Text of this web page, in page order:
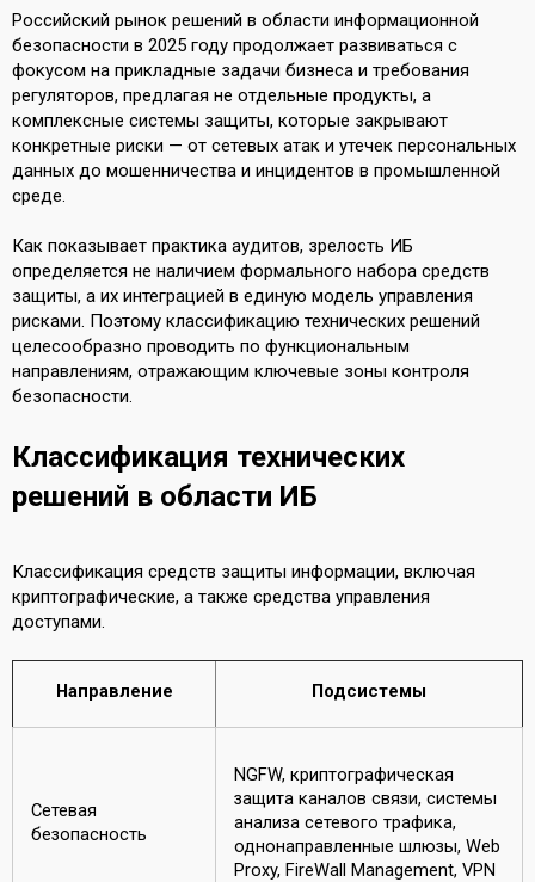
Российский рынок решений в области информационной
безопасности в 2025 году продолжает развиваться с
фокусом на прикладные задачи бизнеса и требования
регуляторов, предлагая не отдельные продукты, а
комплексные системы защиты, которые закрывают
конкретные риски — от сетевых атак и утечек персональных
данных до мошенничества и инцидентов в промышленной
среде.
Как показывает практика аудитов, зрелость ИБ
определяется не наличием формального набора средств
защиты, а их интеграцией в единую модель управления
рисками. Поэтому классификацию технических решений
целесообразно проводить по функциональным
направлениям, отражающим ключевые зоны контроля
безопасности.
Классификация технических
решений в области ИБ
Классификация средств защиты информации, включая
криптографические, а также средства управления
доступами.
Направление Подсистемы
Сетевая
безопасность
NGFW, криптографическая
защита каналов связи, системы
анализа сетевого трафика,
однонаправленные шлюзы, Web
Proxy, FireWall Management, VPN